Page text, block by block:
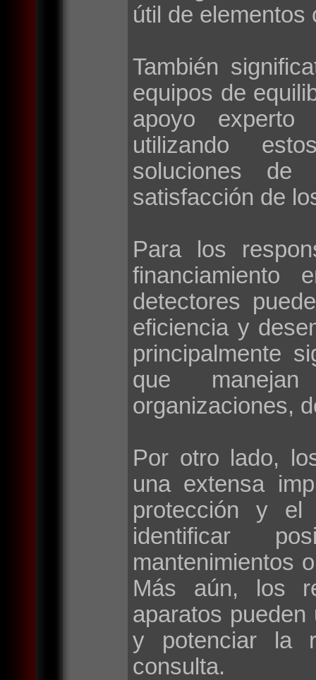
útil de elementos
También
equipos de
apoyo experto
utilizando
soluciones de
satisfacción de
Para los
financiamiento
detectores
eficiencia y
principalmente
que
organizaciones,
Por otro lado,
una extensa
protección y el
identificar
mantenimientos
Más aún, los
aparatos
y potenciar la
consulta.